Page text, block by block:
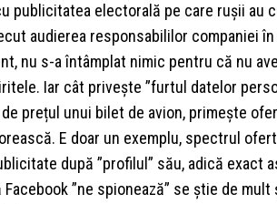
publicitatea electorală pe care rușii au
audierea responsabililor companiei
nu s-a întâmplat nimic pentru că nu
Iar cât privește ”furtul datelor
prețul unui bilet de avion, primește
E doar un exemplu, spectrul
după ”profilul” său, adică exact
”ne spionează” se știe de